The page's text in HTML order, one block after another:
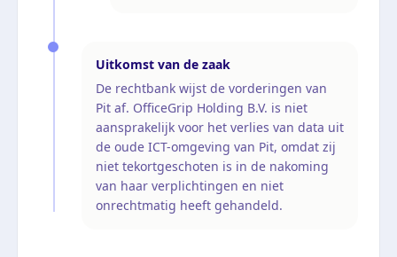
Uitkomst van de zaak
De rechtbank wijst de vorderingen van
Pit af. OfficeGrip Holding B.V. is niet
aansprakelijk voor het verlies van data uit
de oude ICT-omgeving van Pit, omdat zij
niet tekortgeschoten is in de nakoming
van haar verplichtingen en niet
onrechtmatig heeft gehandeld.